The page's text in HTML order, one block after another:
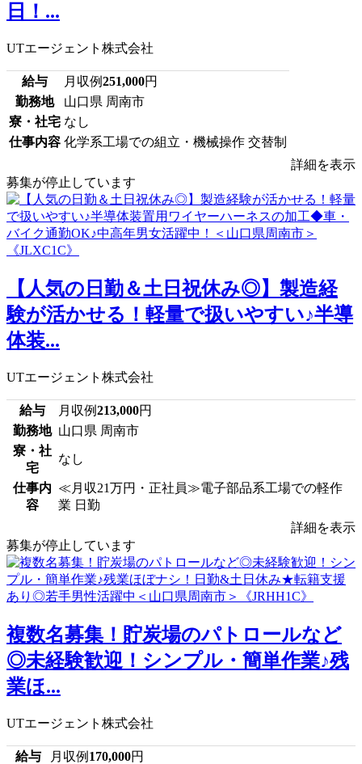
日！...
UTエージェント株式会社
給与 月収例251,000円
勤務地
山口県 周南市
寮・社宅 なし
仕事内容 化学系工場での組立・機械操作 交替制
詳細を表示
募集が停止しています
【人気の日勤＆土日祝休み◎】製造経
験が活かせる！軽量で扱いやすい♪半導
体装...
UTエージェント株式会社
給与 月収例213,000円
勤務地 山口県 周南市
寮・社
宅
なし
仕事内
容
≪月収21万円・正社員≫電子部品系工場での軽作
業 日勤
詳細を表示
募集が停止しています
複数名募集！貯炭場のパトロールなど
◎未経験歓迎！シンプル・簡単作業♪残
業ほ...
UTエージェント株式会社
給与 月収例 170,000円